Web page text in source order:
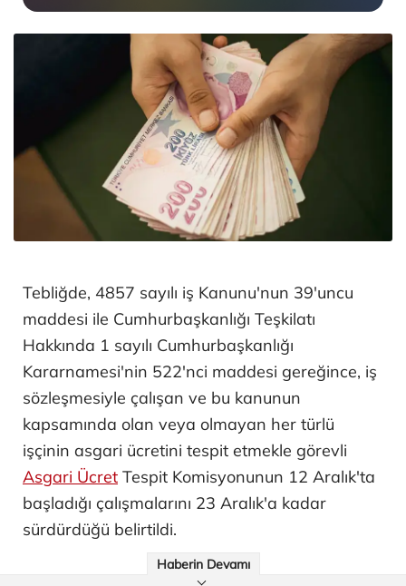
Tebliğde, 4857 sayılı iş Kanunu'nun 39'uncu
maddesi ile Cumhurbaşkanlığı Teşkilatı
Hakkında 1 sayılı Cumhurbaşkanlığı
Kararnamesi'nin 522'nci maddesi gereğince, iş
sözleşmesiyle çalışan ve bu kanunun
kapsamında olan veya olmayan her türlü
işçinin asgari ücretini tespit etmekle görevli
Asgari Ücret Tespit Komisyonunun 12 Aralık'ta
başladığı çalışmalarını 23 Aralık'a kadar
sürdürdüğü belirtildi.
Haberin Devamı